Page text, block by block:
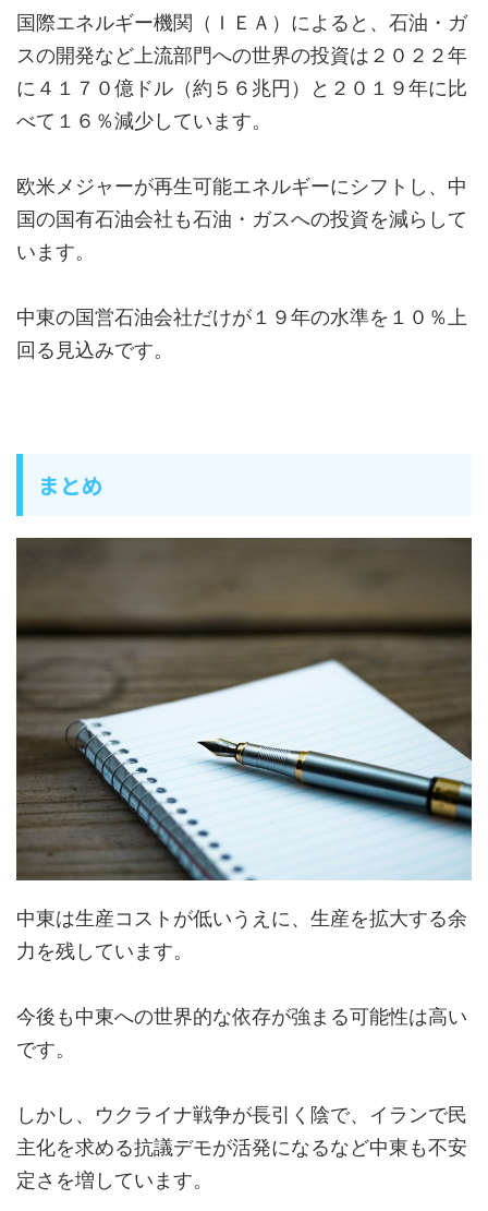
国際エネルギー機関（ＩＥＡ）によると、石油・ガ
スの開発など上流部門への世界の投資は２０２２年
に４１７０億ドル（約５６兆円）と２０１９年に比
べて１６％減少しています。
欧米メジャーが再生可能エネルギーにシフトし、中
国の国有石油会社も石油・ガスへの投資を減らして
います。
中東の国営石油会社だけが１９年の水準を１０％上
回る見込みです。
まとめ
中東は生産コストが低いうえに、生産を拡大する余
力を残しています。
今後も中東への世界的な依存が強まる可能性は高い
です。
しかし、ウクライナ戦争が長引く陰で、イランで民
主化を求める抗議デモが活発になるなど中東も不安
定さを増しています。